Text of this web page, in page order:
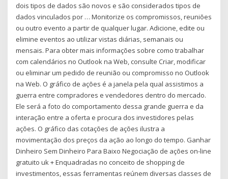
dois tipos de dados são novos e são considerados tipos de
dados vinculados por … Monitorize os compromissos, reuniões
ou outro evento a partir de qualquer lugar. Adicione, edite ou
elimine eventos ao utilizar vistas diárias, semanais ou
mensais. Para obter mais informações sobre como trabalhar
com calendários no Outlook na Web, consulte Criar, modificar
ou eliminar um pedido de reunião ou compromisso no Outlook
na Web. O gráfico de ações é a janela pela qual assistimos a
guerra entre compradores e vendedores dentro do mercado.
Ele será a foto do comportamento dessa grande guerra e da
interação entre a oferta e procura dos investidores pelas
ações. O gráfico das cotações de ações ilustra a
movimentação dos preços da ação ao longo do tempo. Ganhar
Dinheiro Sem Dinheiro Para Baixo Negociação de ações on-line
gratuito uk + Enquadradas no conceito de shopping de
investimentos, essas ferramentas reúnem diversas classes de